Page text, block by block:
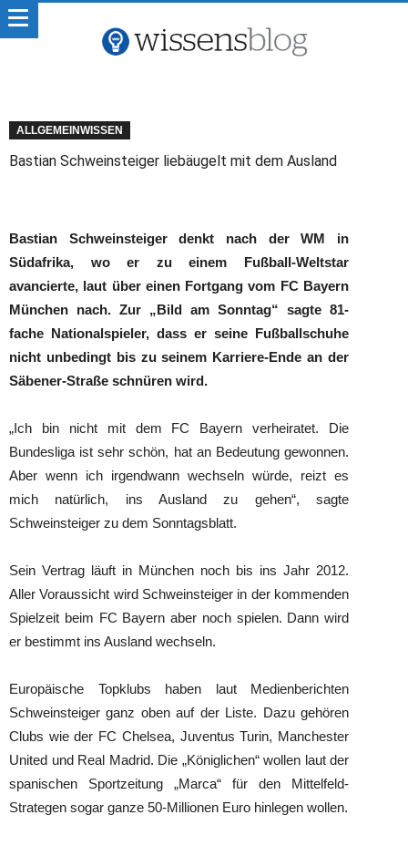
ALLGEMEINWISSEN
Bastian Schweinsteiger liebäugelt mit dem Ausland
Bastian Schweinsteiger denkt nach der WM in
Südafrika, wo er zu einem Fußball-Weltstar
avancierte, laut über einen Fortgang vom FC Bayern
München nach. Zur „Bild am Sonntag“ sagte 81-
fache Nationalspieler, dass er seine Fußballschuhe
nicht unbedingt bis zu seinem Karriere-Ende an der
Säbener-Straße schnüren wird.
„Ich bin nicht mit dem FC Bayern verheiratet. Die
Bundesliga ist sehr schön, hat an Bedeutung gewonnen.
Aber wenn ich irgendwann wechseln würde, reizt es
mich natürlich, ins Ausland zu gehen“, sagte
Schweinsteiger zu dem Sonntagsblatt.
Sein Vertrag läuft in München noch bis ins Jahr 2012.
Aller Voraussicht wird Schweinsteiger in der kommenden
Spielzeit beim FC Bayern aber noch spielen. Dann wird
er bestimmt ins Ausland wechseln.
Europäische Topklubs haben laut Medienberichten
Schweinsteiger ganz oben auf der Liste. Dazu gehören
Clubs wie der FC Chelsea, Juventus Turin, Manchester
United und Real Madrid. Die „Königlichen“ wollen laut der
spanischen Sportzeitung „Marca“ für den Mittelfeld-
Strategen sogar ganze 50-Millionen Euro hinlegen wollen.